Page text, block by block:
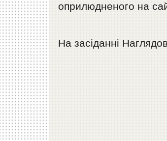
оприлюдненого на
На засiданнi